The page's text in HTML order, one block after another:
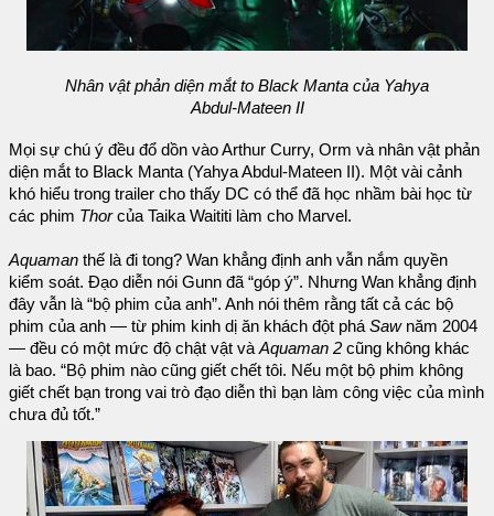
Nhân vật phản diện mắt to Black Manta của Yahya
Abdul-Mateen II
Mọi sự chú ý đều đổ dồn vào Arthur Curry, Orm và nhân vật phản
diện mắt to Black Manta (Yahya Abdul-Mateen II). Một vài cảnh
khó hiểu trong trailer cho thấy DC có thể đã học nhầm bài học từ
các phim Thorcủa Taika Waititi làm cho Marvel.
Aquaman thế là đi tong? Wan khẳng định anh vẫn nắm quyền
kiểm soát. Đạo diễn nói Gunn đã “góp ý”. Nhưng Wan khẳng định
đây vẫn là “bộ phim của anh”. Anh nói thêm rằng tất cả các bộ
phim của anh — từ phim kinh dị ăn khách đột phá Sawnăm 2004
— đều có một mức độ chật vật và Aquaman 2 cũng không khác
là bao. “Bộ phim nào cũng giết chết tôi. Nếu một bộ phim không
giết chết bạn trong vai trò đạo diễn thì bạn làm công việc của mình
chưa đủ tốt.”